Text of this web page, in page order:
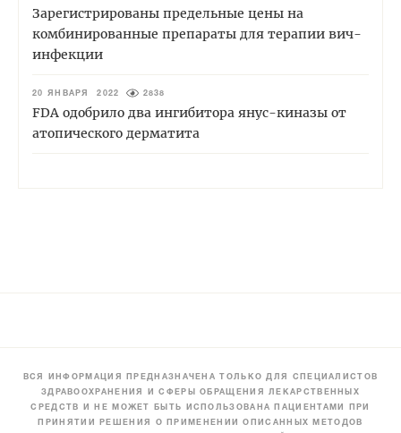
Зарегистрированы предельные цены на
комбинированные препараты для терапии вич-
инфекции
20 ЯНВАРЯ 2022 2838
FDA одобрило два ингибитора янус-киназы от
атопического дерматита
ВСЯ ИНФОРМАЦИЯ ПРЕДНАЗНАЧЕНА ТОЛЬКО ДЛЯ СПЕЦИАЛИСТОВ
ЗДРАВООХРАНЕНИЯ И СФЕРЫ ОБРАЩЕНИЯ ЛЕКАРСТВЕННЫХ
СРЕДСТВ И НЕ МОЖЕТ БЫТЬ ИСПОЛЬЗОВАНА ПАЦИЕНТАМИ ПРИ
ПРИНЯТИИ РЕШЕНИЯ О ПРИМЕНЕНИИ ОПИСАННЫХ МЕТОДОВ